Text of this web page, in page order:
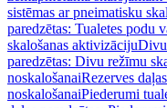
sistēmas ar pneimatisku
paredzētas: Tualetes podu
skalošanas aktivizācijuDivu
paredzētas: Divu režīmu
noskalošanaiRezerves
noskalošanaiPiederumi